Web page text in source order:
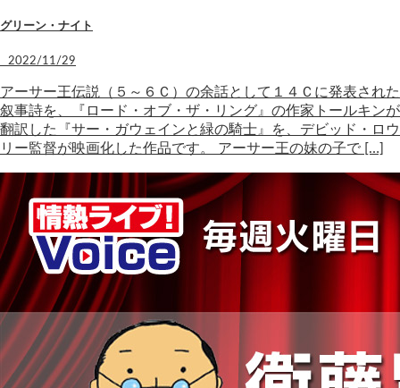
グリーン・ナイト
2022/11/29
アーサー王伝説（５～６Ｃ）の余話として１４Ｃに発表された
叙事詩を、『ロード・オブ・ザ・リング』の作家トールキンが
翻訳した『サー・ガウェインと緑の騎士』を、デビッド・ロウ
リー監督が映画化した作品です。 アーサー王の妹の子で […]